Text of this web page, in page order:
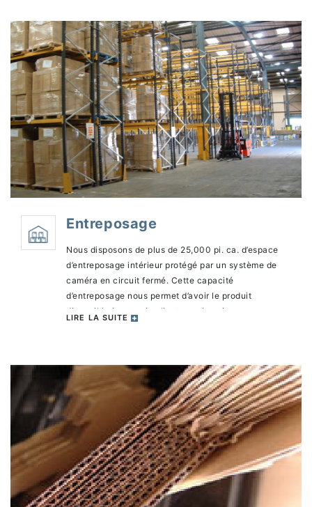
Entreposage
Nous disposons de plus de 25,000 pi. ca. d’espace
d’entreposage intérieur protégé par un système de
caméra en circuit fermé. Cette capacité
d’entreposage nous permet d’avoir le produit
disponible lorsque le client en a besoin.
LIRE LA SUITE